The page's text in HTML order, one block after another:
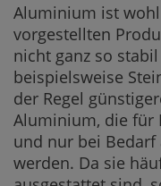
Aluminium ist
vorgestellten
nicht ganz so
beispielsweise
der Regel
Aluminium, die für
und nur bei
werden. Da sie